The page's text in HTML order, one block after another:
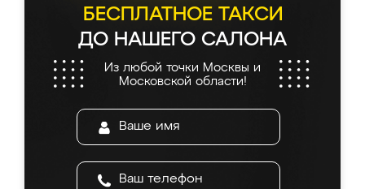
БЕСПЛАТНОЕ ТАКСИ
ДО НАШЕГО САЛОНА
Из любой точки Москвы и
Московской области!